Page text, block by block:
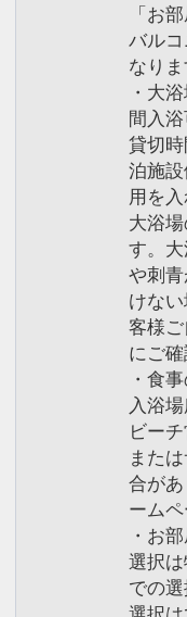
「お
バル
なりま
・大
間入
貸切
泊施
用を
大浴
す。
や刺
けな
客様
にご確
・食
入浴
ビー
また
合が
ーム
・お
選択
での